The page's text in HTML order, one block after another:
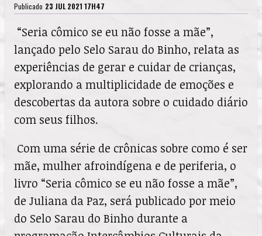
Publicado 23 JUL 2021 17H47
“Seria cômico se eu não fosse a mãe”,
lançado pelo Selo Sarau do Binho, relata as
experiências de gerar e cuidar de crianças,
explorando a multiplicidade de emoções e
descobertas da autora sobre o cuidado diário
com seus filhos.
Com uma série de crônicas sobre como é ser
mãe, mulher afroindígena e de periferia, o
livro “Seria cômico se eu não fosse a mãe”,
de Juliana da Paz, será publicado por meio
do Selo Sarau do Binho durante a